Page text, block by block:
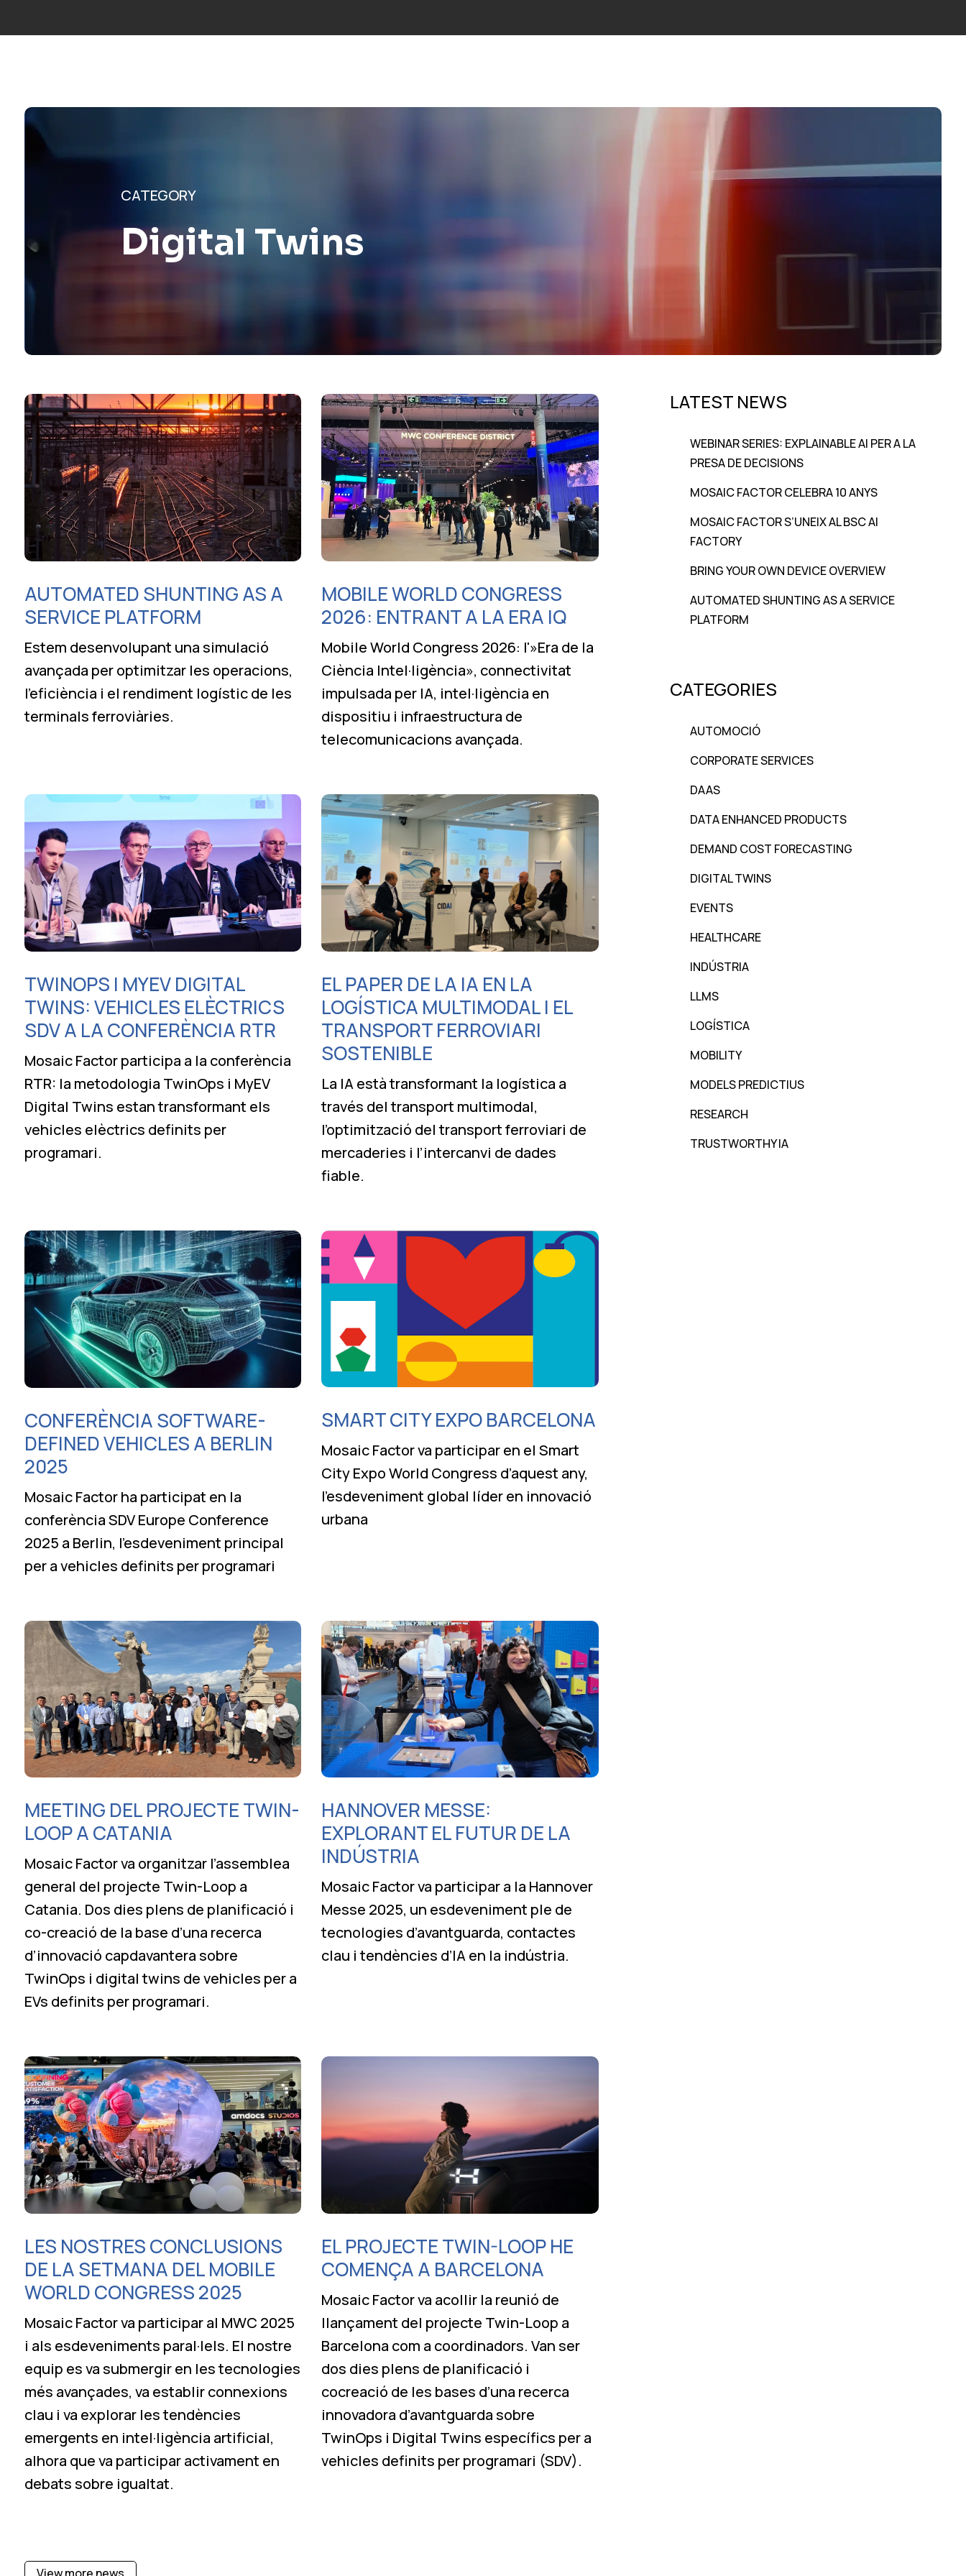
CATEGORY
Digital Twins
AUTOMATED SHUNTING AS A
SERVICE PLATFORM
Estem desenvolupant una simulació
avançada per optimitzar les operacions,
l’eficiència i el rendiment logístic de les
terminals ferroviàries.
MOBILE WORLD CONGRESS
2026: ENTRANT A LA ERA IQ
Mobile World Congress 2026: l'»Era de la
Ciència Intel·ligència», connectivitat
impulsada per IA, intel·ligència en
dispositiu i infraestructura de
telecomunicacions avançada.
TWINOPS I MYEV DIGITAL
TWINS: VEHICLES ELÈCTRICS
SDV A LA CONFERÈNCIA RTR
Mosaic Factor participa a la conferència
RTR: la metodologia TwinOps i MyEV
Digital Twins estan transformant els
vehicles elèctrics definits per
programari.
EL PAPER DE LA IA EN LA
LOGÍSTICA MULTIMODAL I EL
TRANSPORT FERROVIARI
SOSTENIBLE
La IA està transformant la logística a
través del transport multimodal,
l’optimització del transport ferroviari de
mercaderies i l’intercanvi de dades
fiable.
CONFERÈNCIA SOFTWARE-
DEFINED VEHICLES A BERLIN
2025
Mosaic Factor ha participat en la
conferència SDV Europe Conference
2025 a Berlin, l’esdeveniment principal
per a vehicles definits per programari
SMART CITY EXPO BARCELONA
Mosaic Factor va participar en el Smart
City Expo World Congress d’aquest any,
l’esdeveniment global líder en innovació
urbana
MEETING DEL PROJECTE TWIN-
LOOP A CATANIA
Mosaic Factor va organitzar l’assemblea
general del projecte Twin-Loop a
Catania. Dos dies plens de planificació i
co-creació de la base d’una recerca
d’innovació capdavantera sobre
TwinOps i digital twins de vehicles per a
EVs definits per programari.
HANNOVER MESSE:
EXPLORANT EL FUTUR DE LA
INDÚSTRIA
Mosaic Factor va participar a la Hannover
Messe 2025, un esdeveniment ple de
tecnologies d’avantguarda, contactes
clau i tendències d’IA en la indústria.
LES NOSTRES CONCLUSIONS
DE LA SETMANA DEL MOBILE
WORLD CONGRESS 2025
Mosaic Factor va participar al MWC 2025
i als esdeveniments paral·lels. El nostre
equip es va submergir en les tecnologies
més avançades, va establir connexions
clau i va explorar les tendències
emergents en intel·ligència artificial,
alhora que va participar activament en
debats sobre igualtat.
EL PROJECTE TWIN-LOOP HE
COMENÇA A BARCELONA
Mosaic Factor va acollir la reunió de
llançament del projecte Twin-Loop a
Barcelona com a coordinadors. Van ser
dos dies plens de planificació i
cocreació de les bases d’una recerca
innovadora d’avantguarda sobre
TwinOps i Digital Twins específics per a
vehicles definits per programari (SDV).
LATEST NEWS
WEBINAR SERIES: EXPLAINABLE AI PER A LA
PRESA DE DECISIONS
MOSAIC FACTOR CELEBRA 10 ANYS
MOSAIC FACTOR S’UNEIX AL BSC AI
FACTORY
BRING YOUR OWN DEVICE OVERVIEW
AUTOMATED SHUNTING AS A SERVICE
PLATFORM
CATEGORIES
AUTOMOCIÓ
CORPORATE SERVICES
DAAS
DATA ENHANCED PRODUCTS
DEMAND COST FORECASTING
DIGITAL TWINS
EVENTS
HEALTHCARE
INDÚSTRIA
LLMS
LOGÍSTICA
MOBILITY
MODELS PREDICTIUS
RESEARCH
TRUSTWORTHY IA